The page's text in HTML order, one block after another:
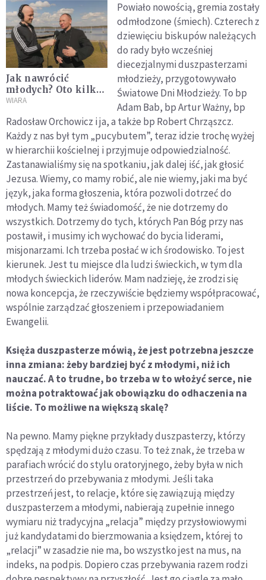
Jak nawrócić
młodych? Oto kilka
sprawdzonych
WIARA
Powiało nowością, gremia zostały
odmłodzone (śmiech). Czterech z
dziewięciu biskupów należących
do rady było wcześniej
diecezjalnymi duszpasterzami
młodzieży, przygotowywało
Światowe Dni Młodzieży. To bp
Adam Bab, bp Artur Ważny, bp
Radosław Orchowicz i ja, a także bp Robert Chrząszcz.
Każdy z nas był tym „pucybutem”, teraz idzie trochę wyżej
w hierarchii kościelnej i przyjmuje odpowiedzialność.
Zastanawialiśmy się na spotkaniu, jak dalej iść, jak głosić
Jezusa. Wiemy, co mamy robić, ale nie wiemy, jaki ma być
język, jaka forma głoszenia, która pozwoli dotrzeć do
młodych. Mamy też świadomość, że nie dotrzemy do
wszystkich. Dotrzemy do tych, których Pan Bóg przy nas
postawił, i musimy ich wychować do bycia liderami,
misjonarzami. Ich trzeba posłać w ich środowisko. To jest
kierunek. Jest tu miejsce dla ludzi świeckich, w tym dla
młodych świeckich liderów. Mam nadzieję, że zrodzi się
nowa koncepcja, że rzeczywiście będziemy współpracować,
wspólnie zarządzać głoszeniem i przepowiadaniem
Ewangelii.
Księża duszpasterze mówią, że jest potrzebna jeszcze
inna zmiana: żeby bardziej być z młodymi, niż ich
nauczać. A to trudne, bo trzeba w to włożyć serce, nie
można potraktować jak obowiązku do odhaczenia na
liście. To możliwe na większą skalę?
Na pewno. Mamy piękne przykłady duszpasterzy, którzy
spędzają z młodymi dużo czasu. To też znak, że trzeba w
parafiach wrócić do stylu oratoryjnego, żeby była w nich
przestrzeń do przebywania z młodymi. Jeśli taka
przestrzeń jest, to relacje, które się zawiązują między
duszpasterzem a młodymi, nabierają zupełnie innego
wymiaru niż tradycyjna „relacja” między przysłowiowymi
już kandydatami do bierzmowania a księdzem, której to
„relacji” w zasadzie nie ma, bo wszystko jest na mus, na
indeks, na podpis. Dopiero czas przebywania razem rodzi